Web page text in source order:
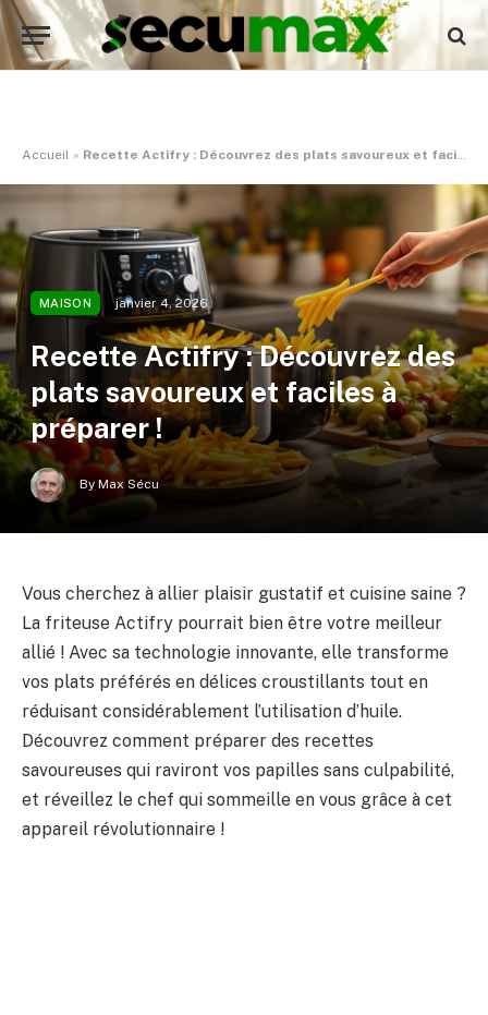
Accueil » Recette Actifry : Découvrez des plats savoureux et faciles à préparer !
MAISON janvier 4, 2026
Recette Actifry : Découvrez des
plats savoureux et faciles à
préparer !
By Max Sécu
Vous cherchez à allier plaisir gustatif et cuisine saine ?
La friteuse Actifry pourrait bien être votre meilleur
allié ! Avec sa technologie innovante, elle transforme
vos plats préférés en délices croustillants tout en
réduisant considérablement l’utilisation d’huile.
Découvrez comment préparer des recettes
savoureuses qui raviront vos papilles sans culpabilité,
et réveillez le chef qui sommeille en vous grâce à cet
appareil révolutionnaire !